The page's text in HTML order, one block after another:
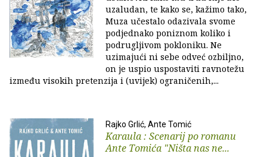
uzaludan, te kako se, kažimo tako,
Muza učestalo odazivala svome
podjednako poniznom koliko i
podrugljivom pokloniku. Ne
uzimajući ni sebe odveć ozbiljno,
on je uspio uspostaviti ravnotežu
između visokih pretenzija i (uvijek) ograničenih,...
Rajko Grlić, Ante Tomić
Karaula : Scenarij po romanu
Ante Tomića "Ništa nas ne...